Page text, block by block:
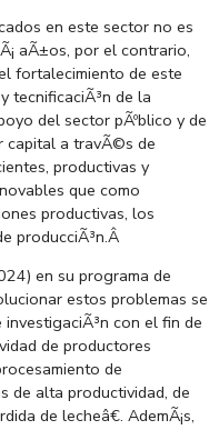
en este sector no es
aÃ±os, por el contrario,
fortalecimiento de este
tecnificaciÃ³n de la
del sector pÃºblico y de
capital a travÃ©s de
productivas y
que como
productivas, los
producciÃ³n.Â
en su programa de
estos problemas se
con el fin de
de productores
de
de alta productividad, de
de lecheâ€. AdemÃ¡s,